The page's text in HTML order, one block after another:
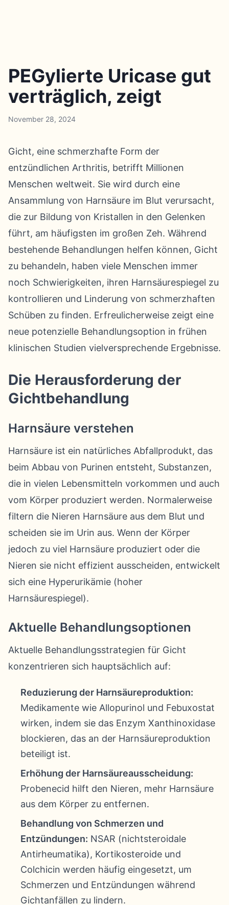
PEGylierte Uricase gut
verträglich, zeigt
November 28, 2024
Gicht, eine schmerzhafte Form der
entzündlichen Arthritis, betrifft Millionen
Menschen weltweit. Sie wird durch eine
Ansammlung von Harnsäure im Blut verursacht,
die zur Bildung von Kristallen in den Gelenken
führt, am häufigsten im großen Zeh. Während
bestehende Behandlungen helfen können, Gicht
zu behandeln, haben viele Menschen immer
noch Schwierigkeiten, ihren Harnsäurespiegel zu
kontrollieren und Linderung von schmerzhaften
Schüben zu finden. Erfreulicherweise zeigt eine
neue potenzielle Behandlungsoption in frühen
klinischen Studien vielversprechende Ergebnisse.
Die Herausforderung der
Gichtbehandlung
Harnsäure verstehen
Harnsäure ist ein natürliches Abfallprodukt, das
beim Abbau von Purinen entsteht, Substanzen,
die in vielen Lebensmitteln vorkommen und auch
vom Körper produziert werden. Normalerweise
filtern die Nieren Harnsäure aus dem Blut und
scheiden sie im Urin aus. Wenn der Körper
jedoch zu viel Harnsäure produziert oder die
Nieren sie nicht effizient ausscheiden, entwickelt
sich eine Hyperurikämie (hoher
Harnsäurespiegel).
Aktuelle Behandlungsoptionen
Aktuelle Behandlungsstrategien für Gicht
konzentrieren sich hauptsächlich auf:
Reduzierung der Harnsäureproduktion:
Medikamente wie Allopurinol und Febuxostat
wirken, indem sie das Enzym Xanthinoxidase
blockieren, das an der Harnsäureproduktion
beteiligt ist.
Erhöhung der Harnsäureausscheidung:
Probenecid hilft den Nieren, mehr Harnsäure
aus dem Körper zu entfernen.
Behandlung von Schmerzen und
Entzündungen: NSAR (nichtsteroidale
Antirheumatika), Kortikosteroide und
Colchicin werden häufig eingesetzt, um
Schmerzen und Entzündungen während
Gichtanfällen zu lindern.